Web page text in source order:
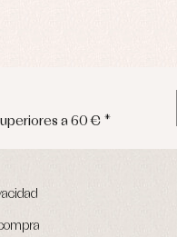
en 24/48 horas